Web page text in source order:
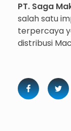
PT. Saga
salah satu
terpercaya
distribusi